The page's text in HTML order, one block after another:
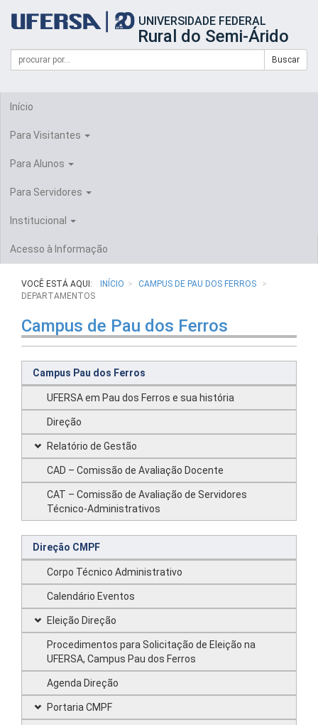
portal
UFERSA
UNIVERSIDADE FEDERAL
Rural do Semi-Árido
Formulário
Busca
Campo
de
Buscar
Início
Para Visitantes
Para Alunos
Para Servidores
Institucional
Acesso à Informação
VOCÊ ESTÁ AQUI: INÍCIO
CAMPUS DE PAU DOS FERROS
DEPARTAMENTOS
Campus de Pau dos Ferros
Campus Pau dos Ferros
UFERSA em Pau dos Ferros e sua história
Direção
Relatório de Gestão
CAD – Comissão de Avaliação Docente
CAT – Comissão de Avaliação de Servidores
Técnico-Administrativos
Direção CMPF
Corpo Técnico Administrativo
Calendário Eventos
Eleição Direção
Procedimentos para Solicitação de Eleição na
UFERSA, Campus Pau dos Ferros
Agenda Direção
Portaria CMPF